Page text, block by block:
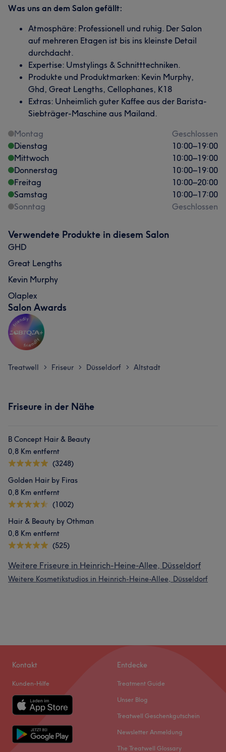
Was unsere Kunden über Graziana sagen
Herzlich 16
Außergewöhnlich
Was uns an dem Salon gefällt:
Atmosphäre: Professionell und ruhig. Der Salon
auf mehreren Etagen ist bis ins kleinste Detail
durchdacht.
Expertise: Umstylings & Schnitttechniken.
Produkte und Produktmarken: Kevin Murphy,
Ghd, Great Lengths, Cellophanes, K18
Extras: Unheimlich guter Kaffee aus der Barista-
Siebträger-Maschine aus Mailand.
Montag
Geschlossen
Dienstag
10:00–19:00
Mittwoch
10:00–19:00
Donnerstag
10:00–19:00
Freitag
10:00–20:00
Samstag
10:00–17:00
Sonntag
Geschlossen
Verwendete Produkte in diesem Salon
GHD
Great Lengths
Kevin Murphy
Olaplex
Salon Awards
Treatwell > Friseur > Düsseldorf > Altstadt
Friseure in der Nähe
B Concept Hair & Beauty
0,8 Km entfernt
(3248)
Golden Hair by Firas
0,8 Km entfernt
(1002)
Hair & Beauty by Othman
0,8 Km entfernt
(525)
Weitere Friseure in Heinrich-Heine-Allee, Düsseldorf
Weitere Kosmetikstudios in Heinrich-Heine-Allee, Düsseldorf
Kontakt
Kunden-Hilfe
Entdecke
Treatment Guide
Unser Blog
Treatwell Geschenkgutschein
Newsletter Anmeldung
The Treatwell Glossary